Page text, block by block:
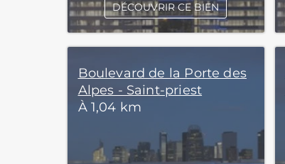
DÉCOUVRIR CE BIEN
Boulevard de la Porte des
Alpes - Saint-priest
À 1,04 km